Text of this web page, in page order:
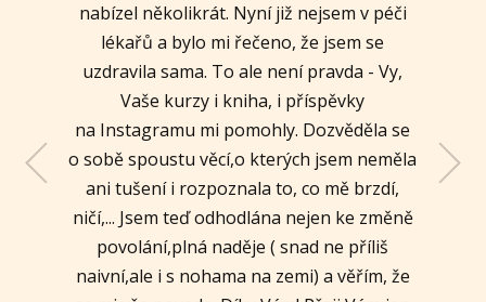
nabízel několikrát. Nyní již nejsem v péči
lékařů a bylo mi řečeno, že jsem se
uzdravila sama. To ale není pravda - Vy,
Vaše kurzy i kniha, i příspěvky
na Instagramu mi pomohly. Dozvěděla se
o sobě spoustu věcí,o kterých jsem neměla
ani tušení i rozpoznala to, co mě brzdí,
ničí,... Jsem teď odhodlána nejen ke změně
povolání,plná naděje ( snad ne příliš
naivní,ale i s nohama na zemi) a věřím, že
Lenka
Lenka
Ivana
Martina
Lucie
Michaela
Petra
Šárka
Jana
Andrea
Veronika
Mária
Monika
Mária